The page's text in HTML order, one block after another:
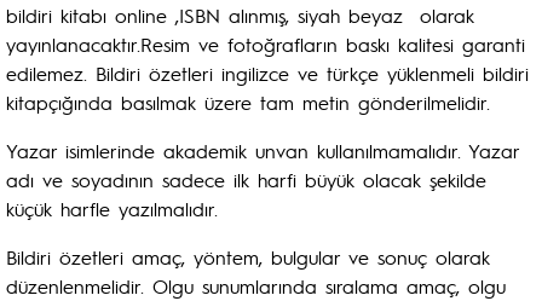
bildiri kitabı online ,ISBN alınmış, siyah beyaz olarak
yayınlanacaktır.Resim ve fotoğrafların baskı kalitesi garanti
edilemez. Bildiri özetleri ingilizce ve türkçe yüklenmeli bildiri
kitapçığında basılmak üzere tam metin gönderilmelidir.
Yazar isimlerinde akademik unvan kullanılmamalıdır. Yazar
adı ve soyadının sadece ilk harfi büyük olacak şekilde
küçük harfle yazılmalıdır.
Bildiri özetleri amaç, yöntem, bulgular ve sonuç olarak
düzenlenmelidir. Olgu sunumlarında sıralama amaç, olgu